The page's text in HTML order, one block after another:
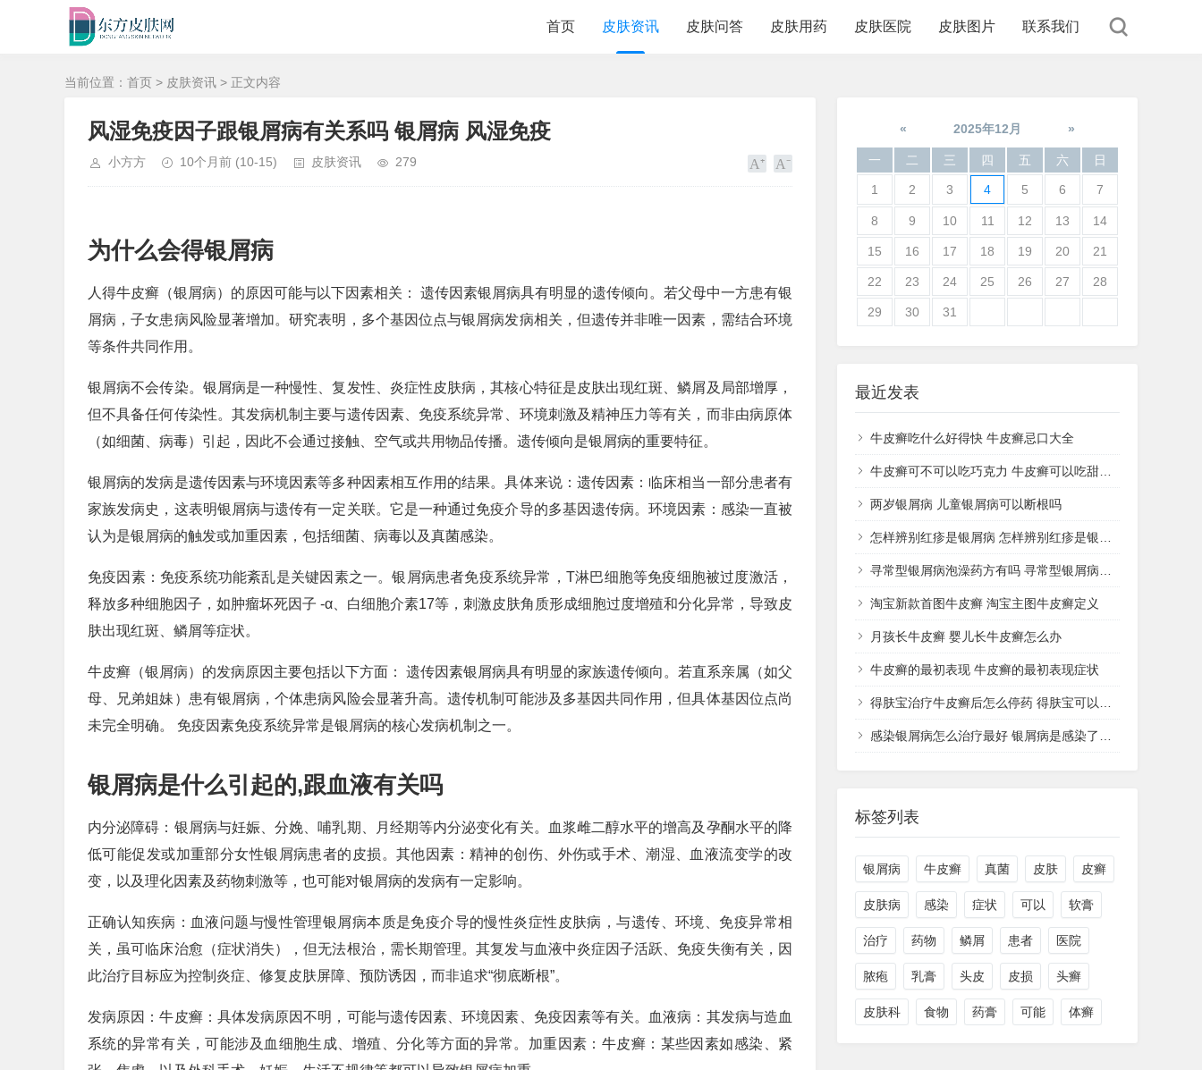
首页 皮肤资讯 皮肤问答 皮肤用药 皮肤医院 皮肤图片 联系我们
当前位置： 首页 > 皮肤资讯 > 正文内容
风湿免疫因子跟银屑病有关系吗 银屑病 风湿免疫
小方方 10个月前 (10-15) 皮肤资讯 279
为什么会得银屑病
人得牛皮癣（银屑病）的原因可能与以下因素相关： 遗传因素银屑病具有明显的遗传倾向。若父母中一方患有银
屑病，子女患病风险显著增加。研究表明，多个基因位点与银屑病发病相关，但遗传并非唯一因素，需结合环境
等条件共同作用。
银屑病不会传染。银屑病是一种慢性、复发性、炎症性皮肤病，其核心特征是皮肤出现红斑、鳞屑及局部增厚，
但不具备任何传染性。其发病机制主要与遗传因素、免疫系统异常、环境刺激及精神压力等有关，而非由病原体
（如细菌、病毒）引起，因此不会通过接触、空气或共用物品传播。遗传倾向是银屑病的重要特征。
银屑病的发病是遗传因素与环境因素等多种因素相互作用的结果。具体来说：遗传因素：临床相当一部分患者有
家族发病史，这表明银屑病与遗传有一定关联。它是一种通过免疫介导的多基因遗传病。环境因素：感染一直被
认为是银屑病的触发或加重因素，包括细菌、病毒以及真菌感染。
免疫因素：免疫系统功能紊乱是关键因素之一。银屑病患者免疫系统异常，T淋巴细胞等免疫细胞被过度激活，
释放多种细胞因子，如肿瘤坏死因子 -α、白细胞介素17等，刺激皮肤角质形成细胞过度增殖和分化异常，导致皮
肤出现红斑、鳞屑等症状。
牛皮癣（银屑病）的发病原因主要包括以下方面： 遗传因素银屑病具有明显的家族遗传倾向。若直系亲属（如父
母、兄弟姐妹）患有银屑病，个体患病风险会显著升高。遗传机制可能涉及多基因共同作用，但具体基因位点尚
未完全明确。 免疫因素免疫系统异常是银屑病的核心发病机制之一。
银屑病是什么引起的,跟血液有关吗
内分泌障碍：银屑病与妊娠、分娩、哺乳期、月经期等内分泌变化有关。血浆雌二醇水平的增高及孕酮水平的降
低可能促发或加重部分女性银屑病患者的皮损。其他因素：精神的创伤、外伤或手术、潮湿、血液流变学的改
变，以及理化因素及药物刺激等，也可能对银屑病的发病有一定影响。
正确认知疾病：血液问题与慢性管理银屑病本质是免疫介导的慢性炎症性皮肤病，与遗传、环境、免疫异常相
关，虽可临床治愈（症状消失），但无法根治，需长期管理。其复发与血液中炎症因子活跃、免疫失衡有关，因
此治疗目标应为控制炎症、修复皮肤屏障、预防诱因，而非追求“彻底断根”。
发病原因：牛皮癣：具体发病原因不明，可能与遗传因素、环境因素、免疫因素等有关。血液病：其发病与造血
系统的异常有关，可能涉及血细胞生成、增殖、分化等方面的异常。加重因素：牛皮癣：某些因素如感染、紧
« 2025年12月 »
一 二 三 四 五 六 日
1 2 3 4 5 6 7
8 9 10 11 12 13 14
15 16 17 18 19 20 21
22 23 24 25 26 27 28
29 30 31
最近发表
牛皮癣吃什么好得快 牛皮癣忌口大全
牛皮癣可不可以吃巧克力 牛皮癣可以吃甜品吗
两岁银屑病 儿童银屑病可以断根吗
怎样辨别红疹是银屑病 怎样辨别红疹是银屑病还是湿疹
寻常型银屑病泡澡药方有吗 寻常型银屑病用什么药洗
淘宝新款首图牛皮癣 淘宝主图牛皮癣定义
月孩长牛皮癣 婴儿长牛皮癣怎么办
牛皮癣的最初表现 牛皮癣的最初表现症状
得肤宝治疗牛皮癣后怎么停药 得肤宝可以治疗湿疹吗
感染银屑病怎么治疗最好 银屑病是感染了什么病菌
标签列表
银屑病 牛皮癣 真菌 皮肤 皮癣
皮肤病 感染 症状 可以 软膏
治疗 药物 鳞屑 患者 医院
脓疱 乳膏 头皮 皮损 头癣
皮肤科 食物 药膏 可能 体癣